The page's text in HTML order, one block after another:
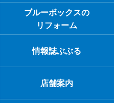
ブルーボックスの
リフォーム
情報誌ぶぶる
店舗案内